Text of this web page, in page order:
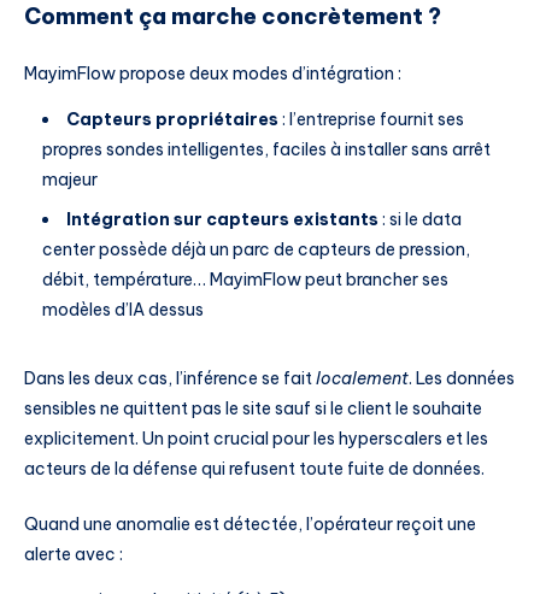
Comment ça marche concrètement ?
MayimFlow propose deux modes d’intégration :
Capteurs propriétaires : l’entreprise fournit ses
propres sondes intelligentes, faciles à installer sans arrêt
majeur
Intégration sur capteurs existants : si le data
center possède déjà un parc de capteurs de pression,
débit, température… MayimFlow peut brancher ses
modèles d’IA dessus
Dans les deux cas, l’inférence se faitlocalement. Les données
sensibles ne quittent pas le site sauf si le client le souhaite
explicitement. Un point crucial pour les hyperscalers et les
acteurs de la défense qui refusent toute fuite de données.
Quand une anomalie est détectée, l’opérateur reçoit une
alerte avec :